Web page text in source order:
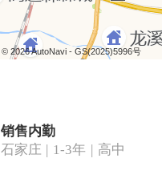
© 2026 AutoNavi - GS(2025)5996号
销售内勤
石家庄
1-3年 高中